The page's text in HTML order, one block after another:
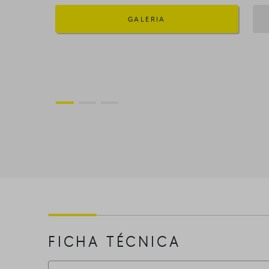
GALERIA
FICHA TÉCNICA